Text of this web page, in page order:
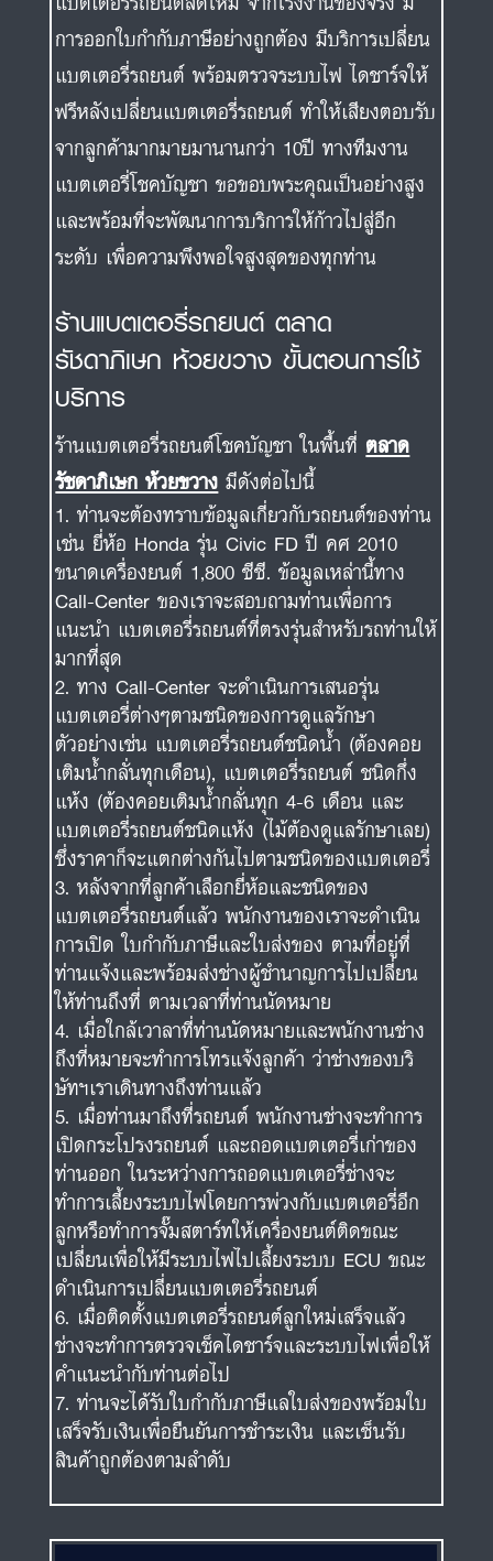
การออกใบกำกับภาษีอย่างถูกต้อง มีบริการเปลี่ยน
แบตเตอรี่รถยนต์ พร้อมตรวจระบบไฟ ไดชาร์จให้
ฟรีหลังเปลี่ยนแบตเตอรี่รถยนต์ ทำให้เสียงตอบรับ
จากลูกค้ามากมายมานานกว่า 10ปี ทางทีมงาน
แบตเตอรี่โชคบัญชา ขอขอบพระคุณเป็นอย่างสูง
และพร้อมที่จะพัฒนาการบริการให้ก้าวไปสู่อีก
ระดับ เพื่อความพึงพอใจสูงสุดของทุกท่าน
ร้านแบตเตอรี่รถยนต์ ตลาด
รัชดาภิเษก ห้วยขวาง ขั้นตอนการใช้
บริการ
ร้านแบตเตอรี่รถยนต์โชคบัญชา ในพื้นที่ ตลาด
รัชดาภิเษก ห้วยขวาง มีดังต่อไปนี้
ท่านจะต้องทราบข้อมูลเกี่ยวกับรถยนต์ของท่าน
เช่น ยี่ห้อ Honda รุ่น Civic FD ปี คศ 2010
ขนาดเครื่องยนต์ 1,800 ซีซี. ข้อมูลเหล่านี้ทาง
Call-Center ของเราจะสอบถามท่านเพื่อการ
แนะนำ แบตเตอรี่รถยนต์ที่ตรงรุ่นสำหรับรถท่านให้
มากที่สุด
ทาง Call-Center จะดำเนินการเสนอรุ่น
แบตเตอรี่ต่างๆตามชนิดของการดูแลรักษา
ตัวอย่างเช่น แบตเตอรี่รถยนต์ชนิดน้ำ (ต้องคอย
เติมน้ำกลั่นทุกเดือน), แบตเตอรี่รถยนต์ ชนิดกึ่ง
แห้ง (ต้องคอยเติมน้ำกลั่นทุก 4-6 เดือน และ
แบตเตอรี่รถยนต์ชนิดแห้ง (ไม้ต้องดูแลรักษาเลย)
ซึ่งราคาก็จะแตกต่างกันไปตามชนิดของแบตเตอรี่
หลังจากที่ลูกค้าเลือกยี่ห้อและชนิดของ
แบตเตอรี่รถยนต์แล้ว พนักงานของเราจะดำเนิน
การเปิด ใบกำกับภาษีและใบส่งของ ตามที่อยู่ที่
ท่านแจ้งและพร้อมส่งช่างผู้ชำนาญการไปเปลี่ยน
ให้ท่านถึงที่ ตามเวลาที่ท่านนัดหมาย
เมื่อใกล้เวาลาที่ท่านนัดหมายและพนักงานช่าง
ถึงที่หมายจะทำการโทรแจ้งลูกค้า ว่าช่างของบริ
ษัทฯเราเดินทางถึงท่านแล้ว
เมื่อท่านมาถึงที่รถยนต์ พนักงานช่างจะทำการ
เปิดกระโปรงรถยนต์ และถอดแบตเตอรี่เก่าของ
ท่านออก ในระหว่างการถอดแบตเตอรี่ช่างจะ
ทำการเลี้ยงระบบไฟโดยการพ่วงกับแบตเตอรี่อีก
ลูกหรือทำการจั๊มสตาร์ทให้เครื่องยนต์ติดขณะ
เปลี่ยนเพื่อให้มีระบบไฟไปเลี้ยงระบบ ECU ขณะ
ดำเนินการเปลี่ยนแบตเตอรี่รถยนต์
เมื่อติดตั้งแบตเตอรี่รถยนต์ลูกใหม่เสร็จแล้ว
ช่างจะทำการตรวจเช็คไดชาร์จและระบบไฟเพื่อให้
คำแนะนำกับท่านต่อไป
ท่านจะได้รับใบกำกับภาษีแลใบส่งของพร้อมใบ
เสร็จรับเงินเพื่อยืนยันการชำระเงิน และเซ็นรับ
สินค้าถูกต้องตามลำดับ